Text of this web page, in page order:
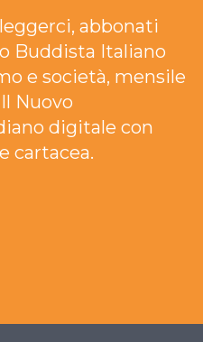
abbonati
Buddista Italiano
e società, mensile
Nuovo
digitale con
cartacea.